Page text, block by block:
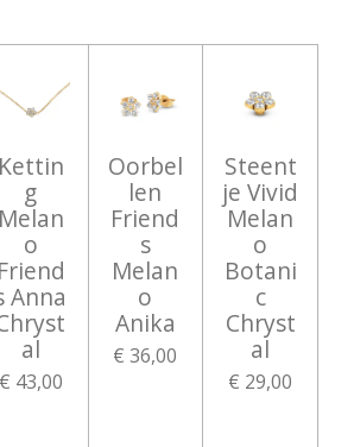
Kettin
g
Melan
o
Friend
Anna
al
€ 43,00
Oorbel
len
Friend
s
Melan
o
Anika
€ 36,00
Steent
je Vivid
Melan
o
Botani
c
Chryst
al
€ 29,00